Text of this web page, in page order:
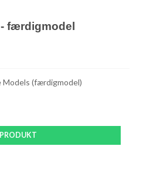
færdigmodel
Models (færdigmodel)